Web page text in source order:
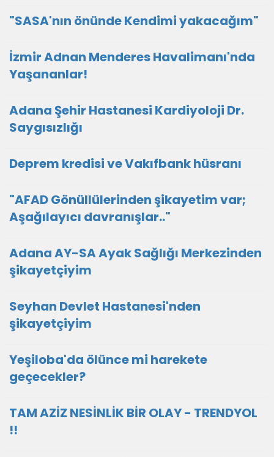
"SASA'nın önünde Kendimi yakacağım"
İzmir Adnan Menderes Havalimanı'nda
Yaşananlar!
Adana Şehir Hastanesi Kardiyoloji Dr.
Saygısızlığı
Deprem kredisi ve Vakıfbank hüsranı
"AFAD Gönüllülerinden şikayetim var;
Aşağılayıcı davranışlar.."
Adana AY-SA Ayak Sağlığı Merkezinden
şikayetçiyim
Seyhan Devlet Hastanesi'nden
şikayetçiyim
Yeşiloba'da ölünce mi harekete
geçecekler?
TAM AZİZ NESİNLİK BİR OLAY - TRENDYOL
!!